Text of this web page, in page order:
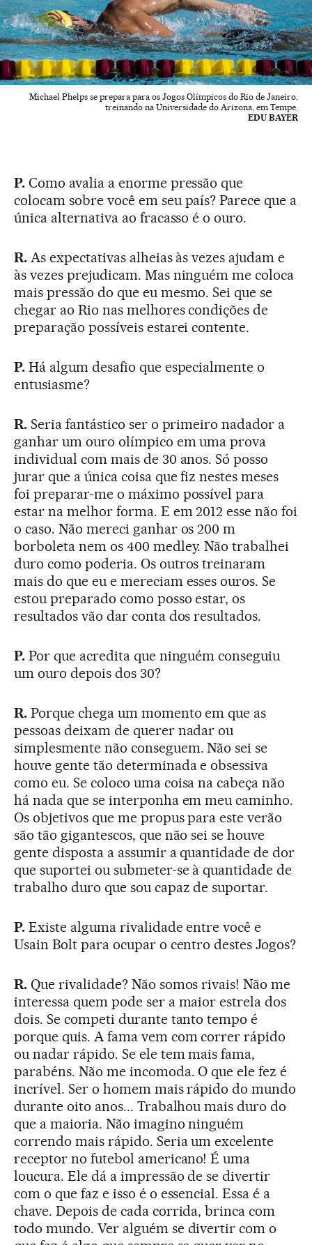
Michael Phelps se prepara para os Jogos Olímpicos do Rio de Janeiro,
treinando na Universidade do Arizona, em Tempe.
EDU BAYER
P. Como avalia a enorme pressão que
colocam sobre você em seu país? Parece que a
única alternativa ao fracasso é o ouro.
R. As expectativas alheias às vezes ajudam e
às vezes prejudicam. Mas ninguém me coloca
mais pressão do que eu mesmo. Sei que se
chegar ao Rio nas melhores condições de
preparação possíveis estarei contente.
P. Há algum desafio que especialmente o
entusiasme?
R. Seria fantástico ser o primeiro nadador a
ganhar um ouro olímpico em uma prova
individual com mais de 30 anos. Só posso
jurar que a única coisa que fiz nestes meses
foi preparar-me o máximo possível para
estar na melhor forma. E em 2012 esse não foi
o caso. Não mereci ganhar os 200 m
borboleta nem os 400 medley. Não trabalhei
duro como poderia. Os outros treinaram
mais do que eu e mereciam esses ouros. Se
estou preparado como posso estar, os
resultados vão dar conta dos resultados.
P. Por que acredita que ninguém conseguiu
um ouro depois dos 30?
R. Porque chega um momento em que as
pessoas deixam de querer nadar ou
simplesmente não conseguem. Não sei se
houve gente tão determinada e obsessiva
como eu. Se coloco uma coisa na cabeça não
há nada que se interponha em meu caminho.
Os objetivos que me propus para este verão
são tão gigantescos, que não sei se houve
gente disposta a assumir a quantidade de dor
que suportei ou submeter-se à quantidade de
trabalho duro que sou capaz de suportar.
P. Existe alguma rivalidade entre você e
Usain Bolt para ocupar o centro destes Jogos?
R. Que rivalidade? Não somos rivais! Não me
interessa quem pode ser a maior estrela dos
dois. Se competi durante tanto tempo é
porque quis. A fama vem com correr rápido
ou nadar rápido. Se ele tem mais fama,
parabéns. Não me incomoda. O que ele fez é
incrível. Ser o homem mais rápido do mundo
durante oito anos... Trabalhou mais duro do
que a maioria. Não imagino ninguém
correndo mais rápido. Seria um excelente
receptor no futebol americano! É uma
loucura. Ele dá a impressão de se divertir
com o que faz e isso é o essencial. Essa é a
chave. Depois de cada corrida, brinca com
todo mundo. Ver alguém se divertir com o